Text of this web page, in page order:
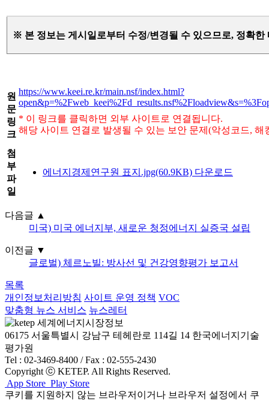
※ 본 정보는 게시일로부터 수정/변경될 수 있으므로, 정확한
원
문
링
크
https://www.keei.re.kr/main.nsf/index.html?
* 이 링크를 클릭하면 외부 사이트로 연결됩니다.
해당 사이트 연결로 발생될 수 있는 보안 문제(악성코드,
첨
부
파
일
에너지경제연구원 표지.jpg(60.9KB) 다운로드
다음글 ▲
미국) 미국 에너지부, 새로운 청정에너지 실증국 설립
이전글 ▼
글로벌) 체르노빌: 방사선 및 건강영향평가 보고서
목록
개인정보처리방침 사이트 운영 정책 VOC
맞춤형 뉴스 서비스 뉴스레터
06175 서울특별시 강남구 테헤란로 114길 14 한국에너지기술
평가원
Tel : 02-3469-8400 / Fax : 02-555-2430
Copyright ⓒ KETEP. All Rights Reserved.
App Store Play Store
쿠키를 지원하지 않는 브라우저이거나 브라우저 설정에서 쿠